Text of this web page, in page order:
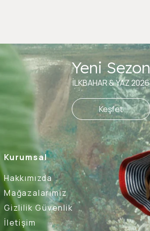
Kurumsal
Hakkımızda
Mağazalarımız
Gizlilik Güvenlik
İletişim
Yeni Sezon
İLKBAHAR & YAZ 2026
Keşfet